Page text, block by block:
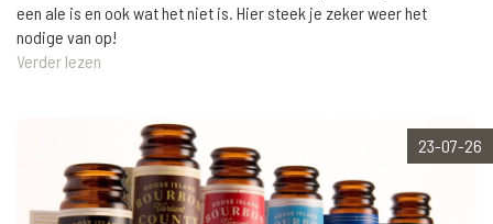
een ale is en ook wat het niet is. Hier steek je zeker weer het
nodige van op!
Verder lezen
23-07-26